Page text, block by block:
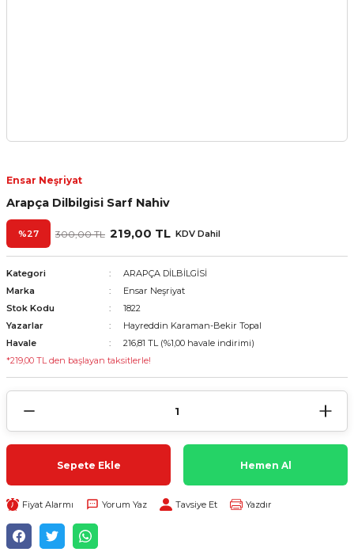
Ensar Neşriyat
Arapça Dilbilgisi Sarf Nahiv
%27 300,00 TL 219,00 TL KDV Dahil
Kategori
ARAPÇA DİLBİLGİSİ
Marka
Ensar Neşriyat
Stok Kodu
1822
Yazarlar
Hayreddin Karaman-Bekir Topal
Havale
216,81 TL (%1,00 havale indirimi)
*219,00 TL den başlayan taksitlerle!
Sepete Ekle Hemen Al
Fiyat Alarmı Yorum Yaz Tavsiye Et Yazdır